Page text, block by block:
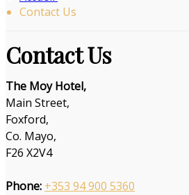
Contact Us
Contact Us
The Moy Hotel,
Main Street,
Foxford,
Co. Mayo,
F26 X2V4
Phone: +353 94 900 5360